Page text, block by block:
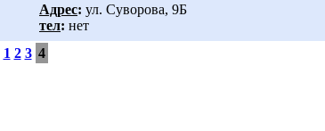
Адрес: ул. Суворова, 9Б
тел: нет
1 2 3 4